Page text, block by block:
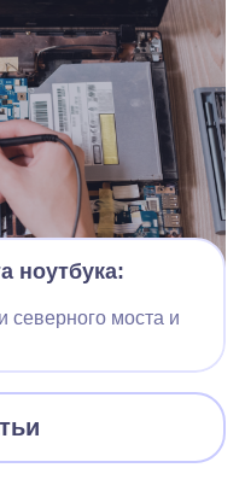
ноутбука:
северного моста и